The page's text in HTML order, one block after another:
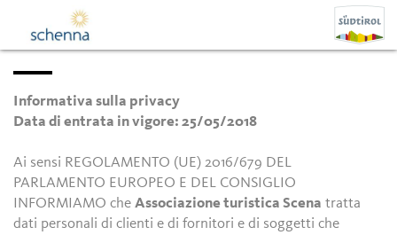
Informativa sulla privacy
Data di entrata in vigore: 25/05/2018
Ai sensi REGOLAMENTO (UE) 2016/679 DEL
PARLAMENTO EUROPEO E DEL CONSIGLIO
INFORMIAMO cheAssociazione turistica Scena tratta
dati personali di clienti e di fornitori e di soggetti che